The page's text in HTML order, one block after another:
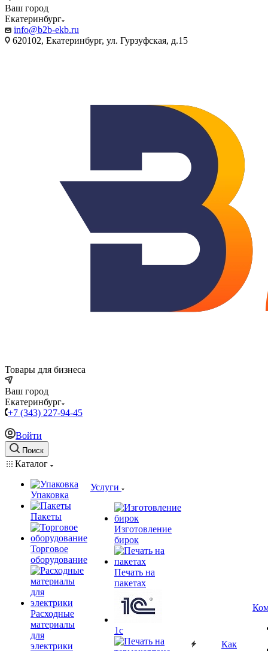
Ваш город
Екатеринбург
info@b2b-ekb.ru
620102, Екатеринбург, ул. Гурзуфская, д.15
Товары для бизнеса
Ваш город
Екатеринбург
+7 (343) 227-94-45
Войти
Поиск
Каталог
Упаковка
Пакеты
Торговое
оборудование
Расходные
материалы
для
электрики
Услуги
Изготовление
бирок
Печать на
пакетах
1c
Как